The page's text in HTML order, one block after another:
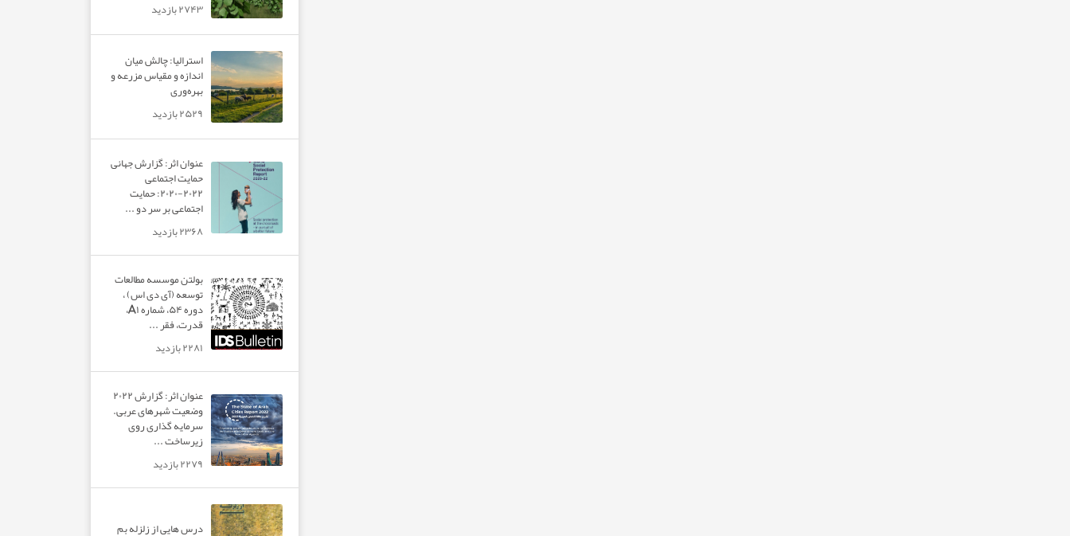
۲۷۴۳ بازدید
استرالیا: چالش میان
اندازه و مقیاس مزرعه و
بهره‌وری
۲۵۲۹ بازدید
عنوان اثر: گزارش جهانی
حمایت اجتماعی
۲۰۲۲-۲۰۲۰: حمایت
اجتماعی بر سر دو ...
۲۳۶۸ بازدید
بولتن موسسه مطالعات
توسعه (آی دی اس) ،
دوره ۵۴، شماره A۱،
قدرت، فقر ...
۲۲۸۱ بازدید
عنوان اثر: گزارش ۲۰۲۲
وضعیت شهرهای عربی.
سرمایه گذاری روی
زیرساخت ...
۲۲۷۹ بازدید
درس هایی از زلزله بم